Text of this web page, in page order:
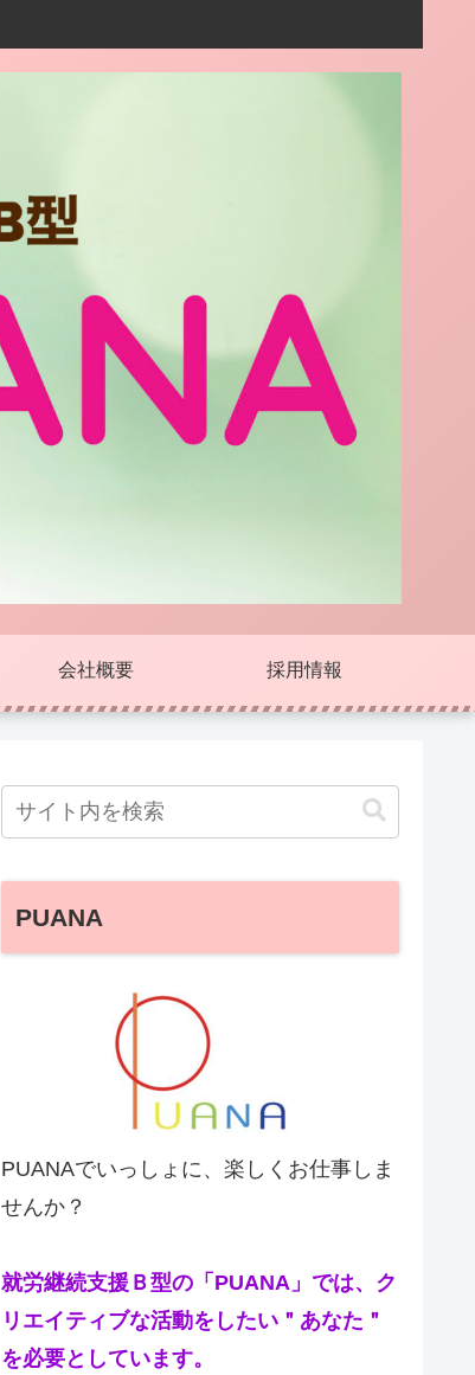
会社概要 採用情報
PUANA
PUANAでいっしょに、楽しくお仕事しま
せんか？
就労継続支援Ｂ型の「PUANA」では、ク
リエイティブな活動をしたい＂あなた＂
を必要としています。